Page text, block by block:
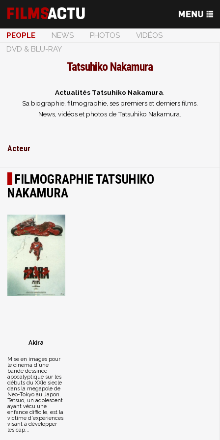
PEOPLE NEWS PHOTOS
VIDÉOS
DVD & BLU-RAY
Tatsuhiko Nakamura
Actualités Tatsuhiko Nakamura
Sa biographie, filmographie, ses premiers et derniers films.
News, vidéos et photos de Tatsuhiko Nakamura.
Acteur
FILMOGRAPHIE TATSUHIKO
NAKAMURA
Akira
Mise en images pour
le cinema d'une
bande dessinee
apocalyptique sur les
débuts du XXIe siecle
dans la megapole de
Neo-Tokyo au Japon.
Tetsuo, un adolescent
ayant vécu une
enfance difficile, est la
victime d'expériences
visant à développer
les cap...